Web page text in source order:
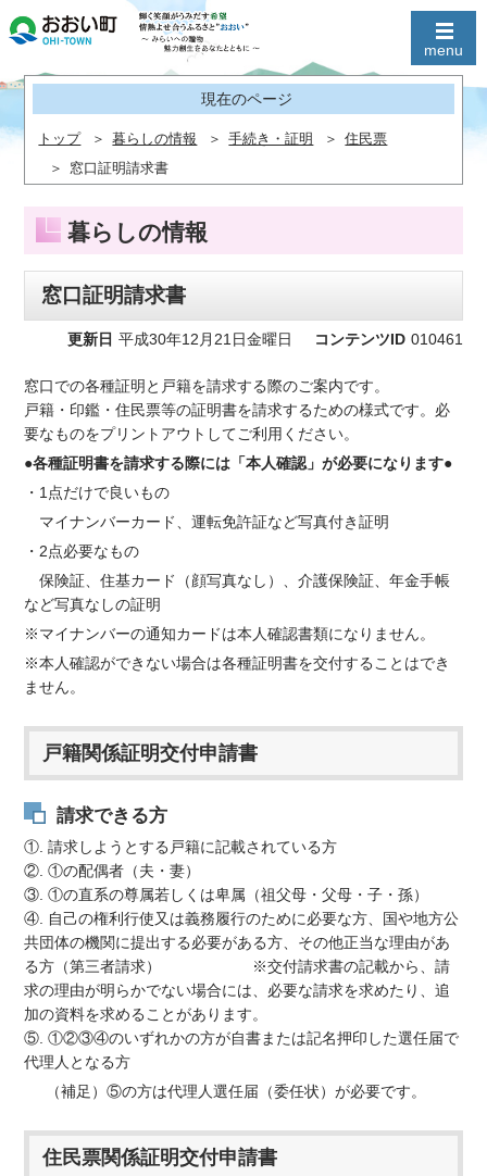
現在のページ
トップ 暮らしの情報 手続き・証明
住民票
窓口証明請求書
暮らしの情報
窓口証明請求書
更新日 平成30年12月21日金曜日 コンテンツID 010461
窓口での各種証明と戸籍を請求する際のご案内です。
戸籍・印鑑・住民票等の証明書を請求するための様式です。必
要なものをプリントアウトしてご利用ください。
●各種証明書を請求する際には「本人確認」が必要になります●
・1点だけで良いもの
マイナンバーカード、運転免許証など写真付き証明
・2点必要なもの
保険証、住基カード（顔写真なし）、介護保険証、年金手帳
など写真なしの証明
※マイナンバーの通知カードは本人確認書類になりません。
※本人確認ができない場合は各種証明書を交付することはでき
ません。
戸籍関係証明交付申請書
請求できる方
①. 請求しようとする戸籍に記載されている方
②. ①の配偶者（夫・妻）
③. ①の直系の尊属若しくは卑属（祖父母・父母・子・孫）
④. 自己の権利行使又は義務履行のために必要な方、国や地方公
共団体の機関に提出する必要がある方、その他正当な理由があ
る方（第三者請求） ※交付請求書の記載から、請
求の理由が明らかでない場合には、必要な請求を求めたり、追
加の資料を求めることがあります。
⑤. ①②③④のいずれかの方が自書または記名押印した選任届で
代理人となる方
（補足）⑤の方は代理人選任届（委任状）が必要です。
住民票関係証明交付申請書